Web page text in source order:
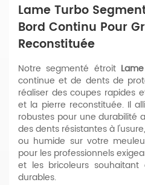
Lame Turbo
Bord Continu Pour
Reconstituée
Notre segmenté étroit
continue et de dents de
réaliser des coupes rapides
et la pierre reconstituée. Il
robustes pour une durabilité
des dents résistantes à
ou humide sur votre
pour les professionnels
et les bricoleurs
durables.